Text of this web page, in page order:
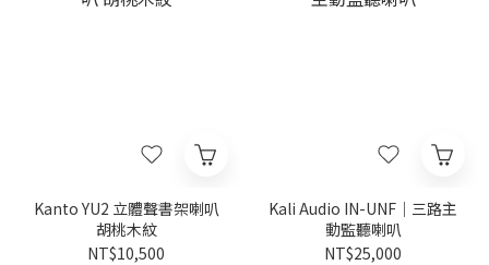
Kanto YU2 立體聲書架喇叭
胡桃木紋
NT$10,500
Kali Audio IN-UNF｜三路主
動監聽喇叭
NT$25,000